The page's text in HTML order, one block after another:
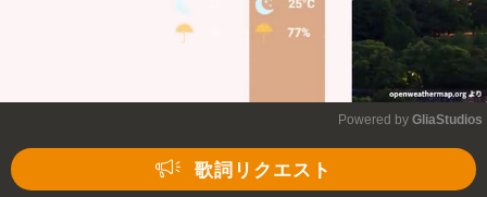
Powered by GliaStudios
歌詞リクエスト